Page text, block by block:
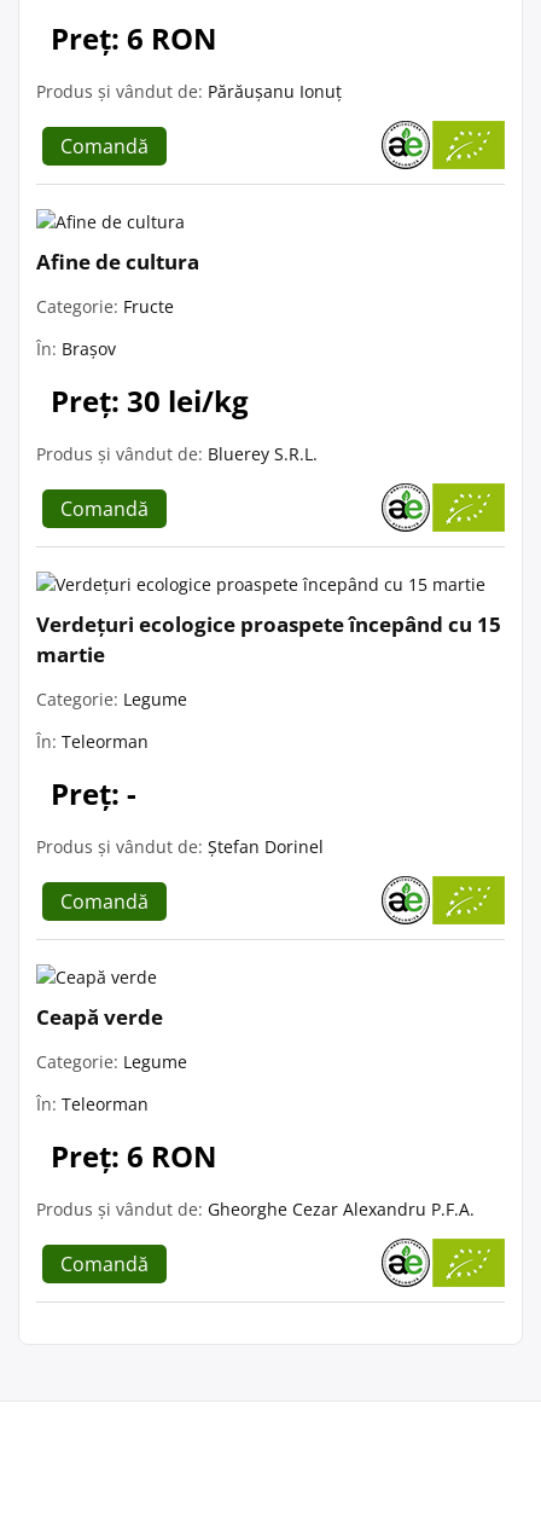
Preț: 6 RON
Produs și vândut de: Părăușanu Ionuț
Comandă
Afine de cultura
Categorie: Fructe
În: Brașov
Preț: 30 lei/kg
Produs și vândut de: Bluerey S.R.L.
Comandă
Verdețuri ecologice proaspete începând cu 15
martie
Categorie: Legume
În: Teleorman
Preț: -
Produs și vândut de: Ștefan Dorinel
Comandă
Ceapă verde
Categorie: Legume
În: Teleorman
Preț: 6 RON
Produs și vândut de: Gheorghe Cezar Alexandru P.F.A.
Comandă